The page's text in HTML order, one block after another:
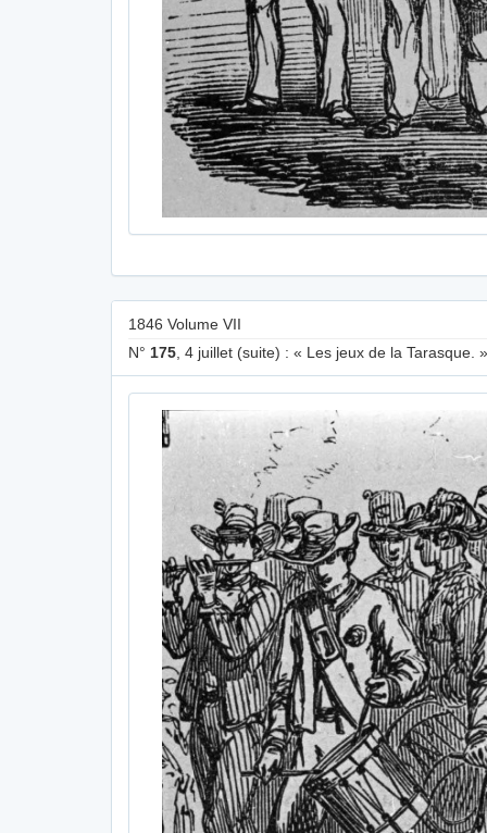
1846 Volume VII
N° 175 , 4 juillet (suite) : « Les jeux de la Tarasque.